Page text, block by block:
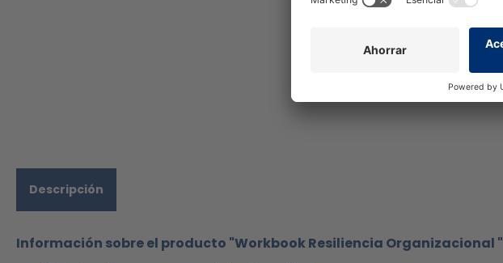
Descripción
Información sobre el producto "Workbook Resiliencia Organizacional "